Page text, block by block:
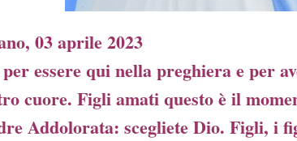
03 aprile 2023
essere qui nella preghiera e per
cuore. Figli amati questo è il
Addolorata: scegliete Dio. Figli, i